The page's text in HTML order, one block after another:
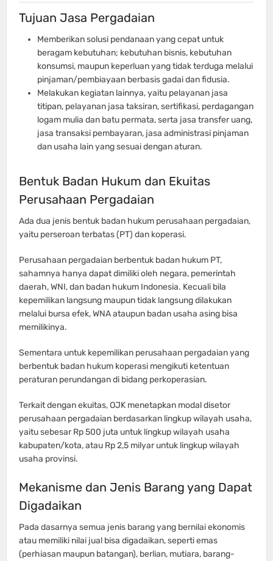
Tujuan Jasa Pergadaian
Memberikan solusi pendanaan yang cepat untuk
beragam kebutuhan; kebutuhan bisnis, kebutuhan
konsumsi, maupun keperluan yang tidak terduga melalui
pinjaman/pembiayaan berbasis gadai dan fidusia.
Melakukan kegiatan lainnya, yaitu pelayanan jasa
titipan, pelayanan jasa taksiran, sertifikasi, perdagangan
logam mulia dan batu permata, serta jasa transfer uang,
jasa transaksi pembayaran, jasa administrasi pinjaman
dan usaha lain yang sesuai dengan aturan.
Bentuk Badan Hukum dan Ekuitas
Perusahaan Pergadaian
Ada dua jenis bentuk badan hukum perusahaan pergadaian,
yaitu perseroan terbatas (PT) dan koperasi.
Perusahaan pergadaian berbentuk badan hukum PT,
sahamnya hanya dapat dimiliki oleh negara, pemerintah
daerah, WNI, dan badan hukum Indonesia. Kecuali bila
kepemilikan langsung maupun tidak langsung dilakukan
melalui bursa efek, WNA ataupun badan usaha asing bisa
memilikinya.
Sementara untuk kepemilikan perusahaan pergadaian yang
berbentuk badan hukum koperasi mengikuti ketentuan
peraturan perundangan di bidang perkoperasian.
Terkait dengan ekuitas, OJK menetapkan modal disetor
perusahaan pergadaian berdasarkan lingkup wilayah usaha,
yaitu sebesar Rp 500 juta untuk lingkup wilayah usaha
kabupaten/kota, atau Rp 2,5 milyar untuk lingkup wilayah
usaha provinsi.
Mekanisme dan Jenis Barang yang Dapat
Digadaikan
Pada dasarnya semua jenis barang yang bernilai ekonomis
atau memiliki nilai jual bisa digadaikan, seperti emas
(perhiasan maupun batangan), berlian, mutiara, barang-